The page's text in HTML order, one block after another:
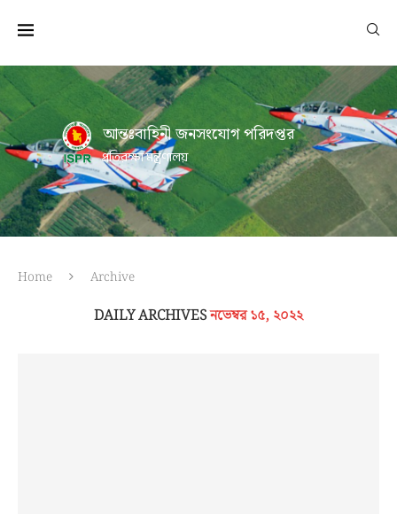
আন্তঃবাহিনী জনসংযোগ পরিদপ্তর
প্রতিরক্ষা মন্ত্রণালয়
Home Archive
DAILY ARCHIVESনভেম্বর ১৫, ২০২২